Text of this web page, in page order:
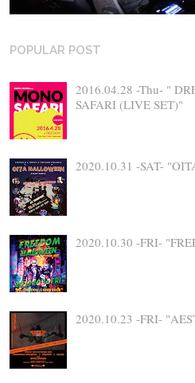
POPULAR POST
2016.04.28 -Thu- "
SAFARI (LIVE SET)"
2020.10.31 -SAT-
2020.10.30 -FRI-
2020.10.23 -FRI-